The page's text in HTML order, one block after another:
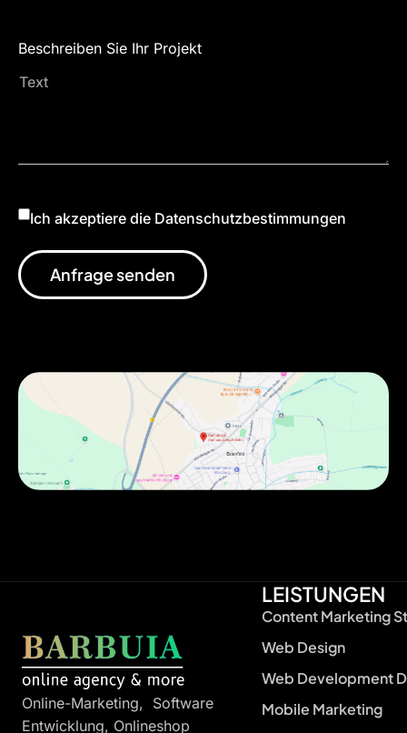
Beschreiben Sie Ihr Projekt
Ich akzeptiere die Datenschutzbestimmungen
Anfrage senden
Online-Marketing, Software
Entwicklung, Onlineshop
LEISTUNGEN
Content Marketing
Web Design
Web Development
Mobile Marketing